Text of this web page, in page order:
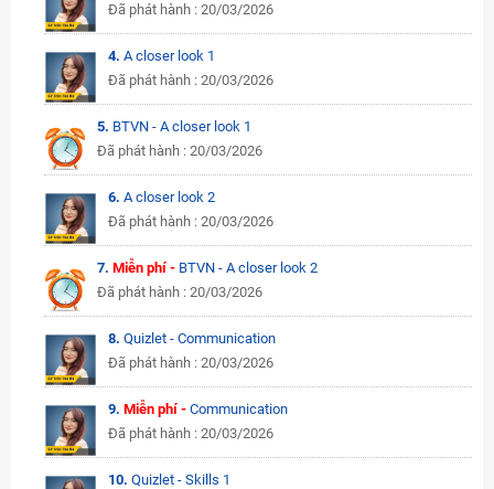
Đã phát hành : 20/03/2026
4. A closer look 1
Đã phát hành : 20/03/2026
5. BTVN - A closer look 1
Đã phát hành : 20/03/2026
6. A closer look 2
Đã phát hành : 20/03/2026
7.Miễn phí - BTVN - A closer look 2
Đã phát hành : 20/03/2026
8. Quizlet - Communication
Đã phát hành : 20/03/2026
9. Miễn phí - Communication
Đã phát hành : 20/03/2026
10. Quizlet - Skills 1